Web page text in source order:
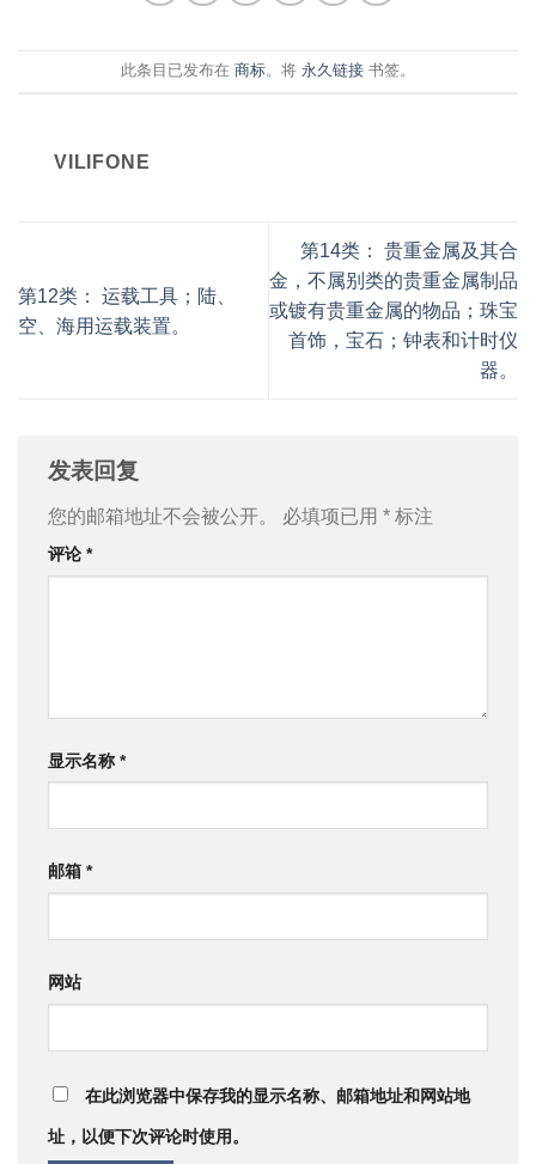
此条目已发布在 商标。将 永久链接 书签。
VILIFONE
第12类： 运载工具；陆、
空、海用运载装置。
第14类： 贵重金属及其合
金，不属别类的贵重金属制品
或镀有贵重金属的物品；珠宝
首饰，宝石；钟表和计时仪
器。
发表回复
您的邮箱地址不会被公开。 必填项已用 * 标注
评论 *
显示名称*
邮箱 *
网站
在此浏览器中保存我的显示名称、邮箱地址和网站地
址，以便下次评论时使用。